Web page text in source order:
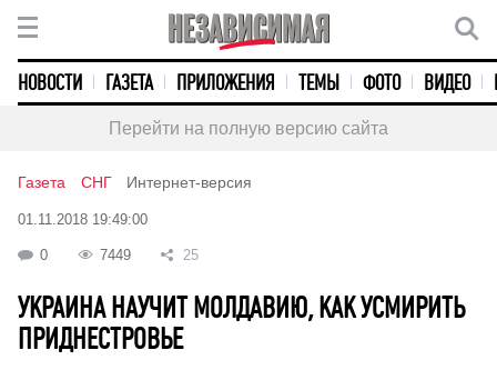
НОВОСТИ ГАЗЕТА ПРИЛОЖЕНИЯ ТЕМЫ ФОТО ВИДЕО
Перейти на полную версию сайта
Газета СНГ Интернет-версия
01.11.2018 19:49:00
0 7449 25
УКРАИНА НАУЧИТ МОЛДАВИЮ, КАК УСМИРИТЬ
ПРИДНЕСТРОВЬЕ